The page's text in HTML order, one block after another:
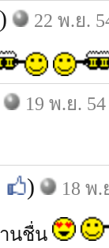
) 22 พ.ย.
19 พ.ย. 54
) 18 พ.
นชื่น